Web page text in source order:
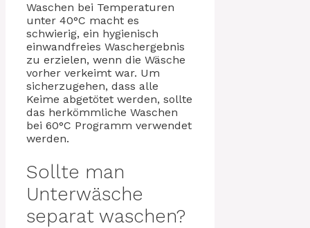
Waschen bei Temperaturen
unter 40°C macht es
schwierig, ein hygienisch
einwandfreies Waschergebnis
zu erzielen, wenn die Wäsche
vorher verkeimt war. Um
sicherzugehen, dass alle
Keime abgetötet werden, sollte
das herkömmliche Waschen
bei 60°C Programm verwendet
werden.
Sollte man
Unterwäsche
separat waschen?